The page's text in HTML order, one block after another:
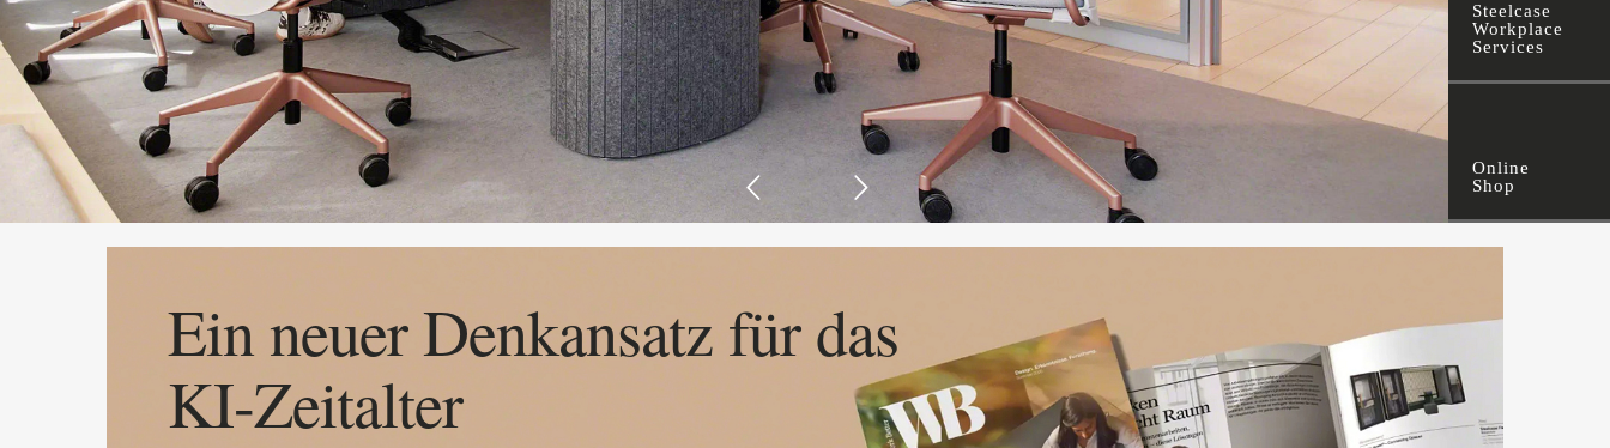
Steelcase
Workplace
Services
Online
Shop
Ein neuer Denkansatz für das
KI-Zeitalter